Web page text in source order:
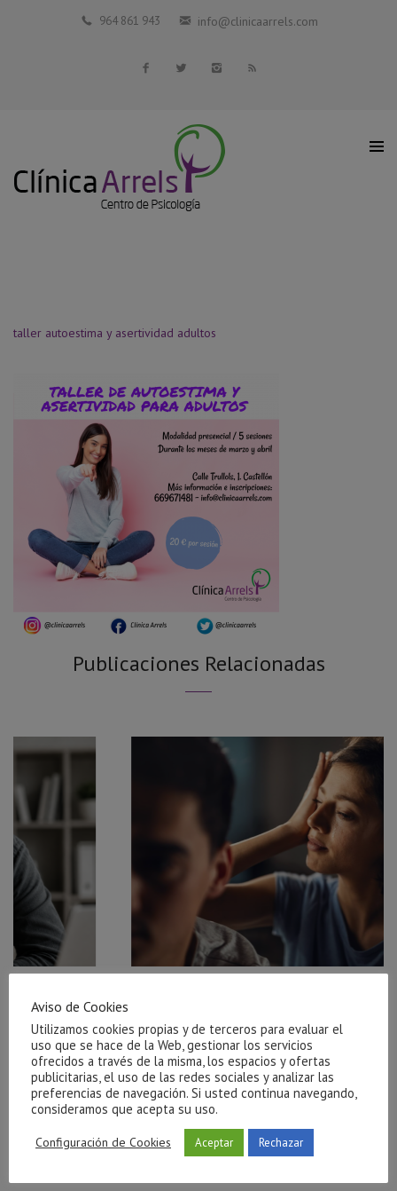
Blog
964 861 943 info@clinicaarrels.com
taller autoestima y asertividad adultos
Publicaciones Relacionadas
Ayuda para salir de una relación tóxica en Castellón
julio 27, 2026
Aviso de Cookies
Utilizamos cookies propias y de terceros para evaluar el
uso que se hace de la Web, gestionar los servicios
ofrecidos a través de la misma, los espacios y ofertas
publicitarias, el uso de las redes sociales y analizar las
preferencias de navegación. Si usted continua navegando,
consideramos que acepta su uso.
Configuración de Cookies Aceptar Rechazar